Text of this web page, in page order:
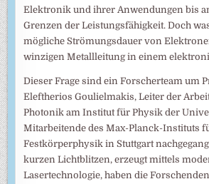
Elektronik und ihrer Anwendungen bis
Grenzen der Leistungsfähigkeit. Doch
mögliche Strömungsdauer von
winzigen Metallleitung in einem
Dieser Frage sind ein Forscherteam um
Eleftherios Goulielmakis, Leiter der
Photonik am Institut für Physik der
Mitarbeitende des Max-Planck-Instituts
Festkörperphysik in Stuttgart
kurzen Lichtblitzen, erzeugt mittels
Lasertechnologie, haben die